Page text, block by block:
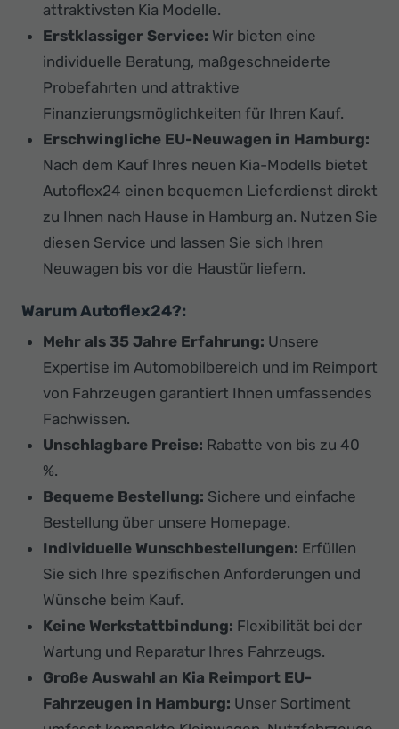
attraktivsten Kia Modelle.
Erstklassiger Service: Wir bieten eine
individuelle Beratung, maßgeschneiderte
Probefahrten und attraktive
Finanzierungsmöglichkeiten für Ihren Kauf.
Erschwingliche EU-Neuwagen in Hamburg:
Nach dem Kauf Ihres neuen Kia-Modells bietet
Autoflex24 einen bequemen Lieferdienst direkt
zu Ihnen nach Hause in Hamburg an. Nutzen Sie
diesen Service und lassen Sie sich Ihren
Neuwagen bis vor die Haustür liefern.
Warum Autoflex24?:
Mehr als 35 Jahre Erfahrung: Unsere
Expertise im Automobilbereich und im Reimport
von Fahrzeugen garantiert Ihnen umfassendes
Fachwissen.
Unschlagbare Preise: Rabatte von bis zu 40
%.
Bequeme Bestellung: Sichere und einfache
Bestellung über unsere Homepage.
Individuelle Wunschbestellungen: Erfüllen
Sie sich Ihre spezifischen Anforderungen und
Wünsche beim Kauf.
Keine Werkstattbindung: Flexibilität bei der
Wartung und Reparatur Ihres Fahrzeugs.
Große Auswahl an Kia Reimport EU-
Fahrzeugen in Hamburg: Unser Sortiment